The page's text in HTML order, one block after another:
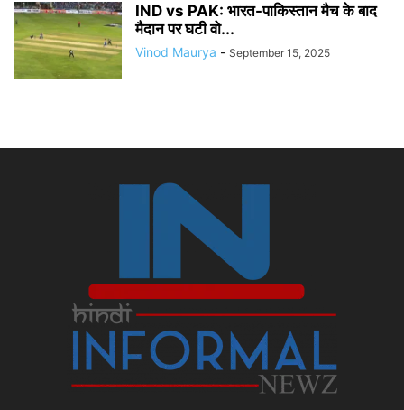
IND vs PAK: भारत-पाकिस्तान मैच के बाद
मैदान पर घटी वो...
Vinod Maurya - September 15, 2025